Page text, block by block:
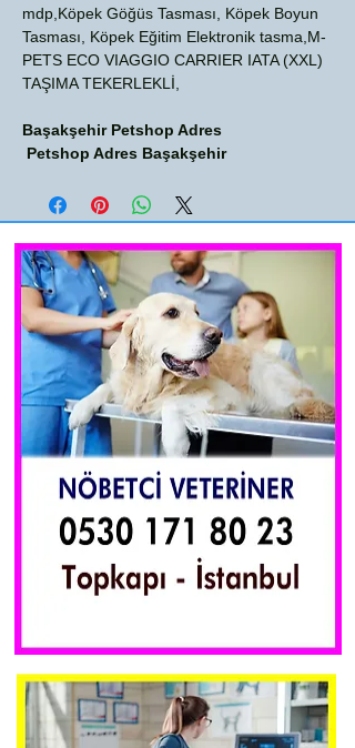
mdp,Köpek Göğüs Tasması, Köpek Boyun
Tasması, Köpek Eğitim Elektronik tasma,M-
PETS ECO VIAGGIO CARRIER IATA (XXL)
TAŞIMA TEKERLEKLİ,
Başakşehir Petshop Adres
Petshop Adres Başakşehir